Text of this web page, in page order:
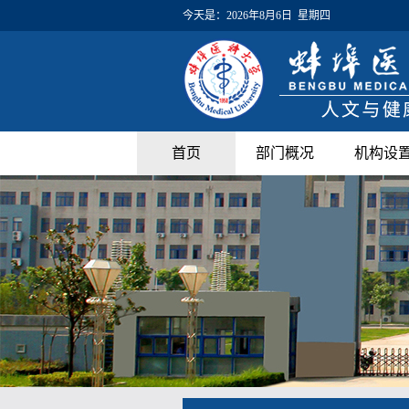
今天是： 2026年8月6日 星期四
首页 部门概况 机构设